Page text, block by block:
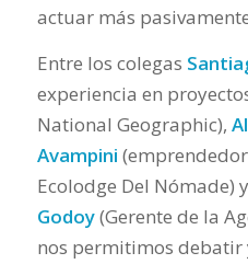
actuar más
Entre los colegas
experiencia en
National Geographic),
Avampini
Ecolodge Del Nómade) y
Godoy(Gerente de la
nos permitimos debatir